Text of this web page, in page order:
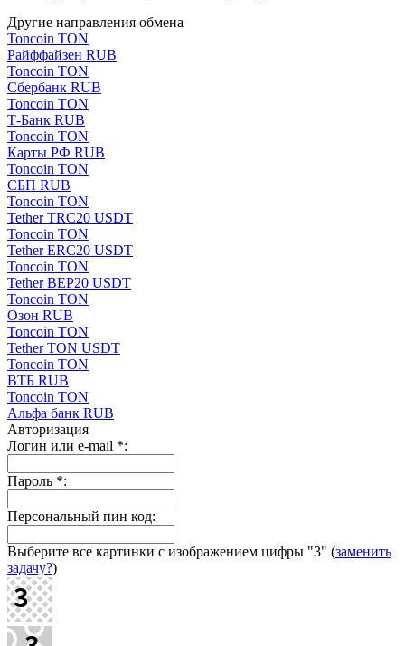
Другие направления обмена
Toncoin TON
Paйффaйзeн RUB
Toncoin TON
Сбербанк RUB
Toncoin TON
Т-Банк RUB
Toncoin TON
Карты РФ RUB
Toncoin TON
СБП RUB
Toncoin TON
Tether TRC20 USDT
Toncoin TON
Tether ERC20 USDT
Toncoin TON
Tether BEP20 USDT
Toncoin TON
Озон RUB
Toncoin TON
Tether TON USDT
Toncoin TON
ВТБ RUB
Toncoin TON
Альфа банк RUB
Авторизация
Логин или e-mail *:
Пароль *:
Персональный пин код:
Выберите все картинки с изображением цифры "3" (заменить
задачу?)